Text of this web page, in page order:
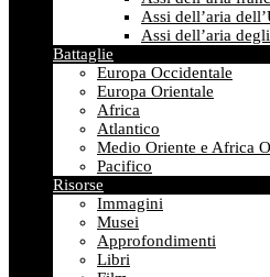
Assi dell’aria
Assi dell’aria
Battaglie
Europa Occidentale
Europa Orientale
Africa
Atlantico
Medio Oriente e Africa
Pacifico
Risorse
Immagini
Musei
Approfondimenti
Libri